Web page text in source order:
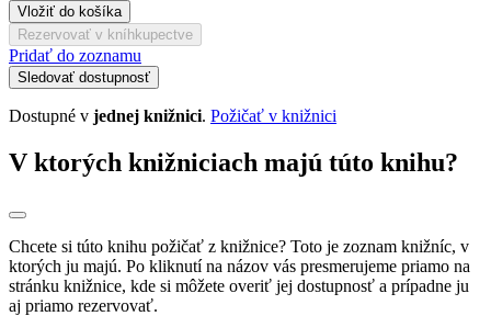
Vložiť do košíka
Rezervovať v kníhkupectve
Pridať do zoznamu
Sledovať dostupnosť
Dostupné v jednej knižnici. Požičať v knižnici
V ktorých knižniciach majú túto knihu?
Chcete si túto knihu požičať z knižnice? Toto je zoznam knižníc, v
ktorých ju majú. Po kliknutí na názov vás presmerujeme priamo na
stránku knižnice, kde si môžete overiť jej dostupnosť a prípadne ju
aj priamo rezervovať.